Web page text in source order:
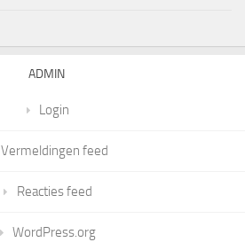
ADMIN
Login
Vermeldingen feed
Reacties feed
WordPress.org